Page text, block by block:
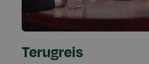
Terugreis